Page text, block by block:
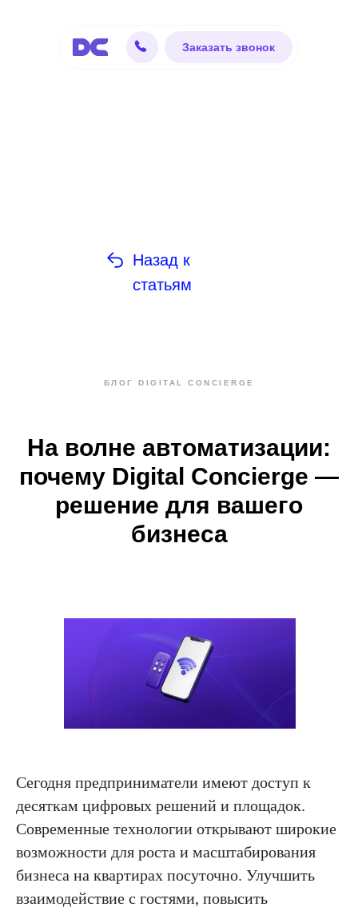
Заказать звонок
Назад к
статьям
БЛОГ DIGITAL CONCIERGE
На волне автоматизации:
почему Digital Concierge —
решение для вашего
бизнеса
Сегодня предприниматели имеют доступ к
десяткам цифровых решений и площадок.
Современные технологии открывают широкие
возможности для роста и масштабирования
бизнеса на квартирах посуточно. Улучшить
взаимодействие с гостями, повысить